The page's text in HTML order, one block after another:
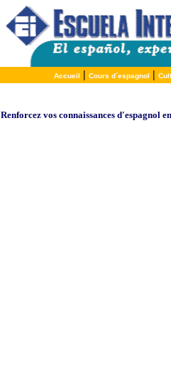
Accueil | Cours d´espagnol |
Renforcez vos connaissances d'espagnol